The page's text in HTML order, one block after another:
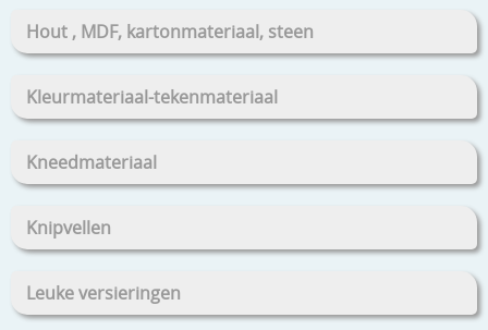
Hout , MDF, kartonmateriaal, steen
Kleurmateriaal-tekenmateriaal
Kneedmateriaal
Knipvellen
Leuke versieringen